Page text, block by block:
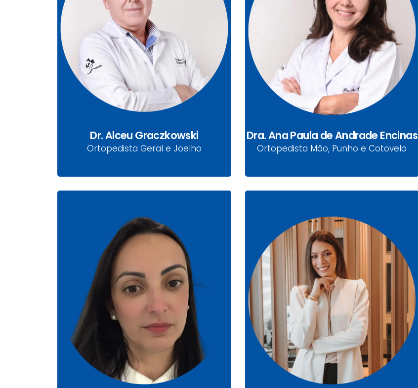
Dr. Alceu Graczkowski
Ortopedista Geral e Joelho
Dr. Alceu Graczkowski
CRM-PR 7334
Ortopedista Geral e Joelho
Dra. Ana Paula de Andrade Encinas
Ortopedista Mão, Punho e Cotovelo
Dra. Ana Paula de Andrade
Encinas
CRM-PR 21544 | RQE 16273 | RQE 17153
Ortopedista Mão, Punho e Cotovelo
Camila Boaventura
Coren 384541
Enfermeira RT/ Biomédica
Dra Carolina Kleine Albers
Melo
CMR-PR 31.736 | RQE 25.917
Cirurgiã Vascular